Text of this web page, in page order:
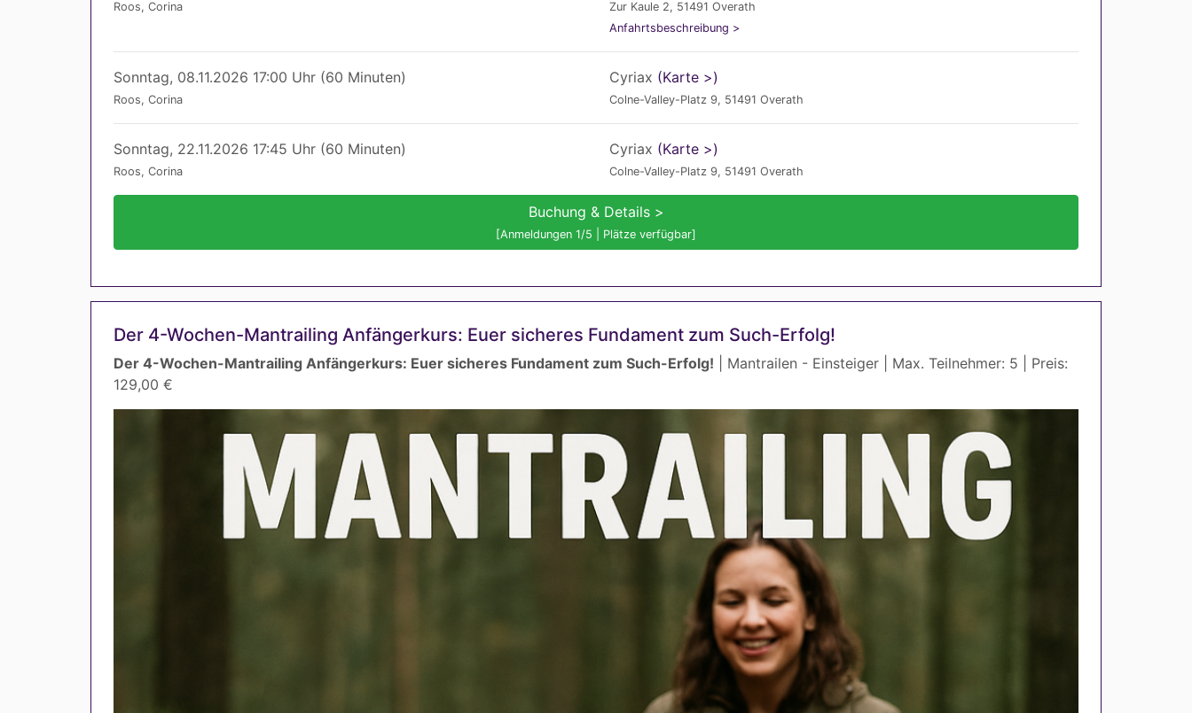
Roos, Corina
Zur Kaule 2, 51491 Overath
Anfahrtsbeschreibung >
Sonntag, 08.11.2026 17:00 Uhr (60 Minuten)
Roos, Corina
Cyriax (Karte >)
Colne-Valley-Platz 9, 51491 Overath
Sonntag, 22.11.2026 17:45 Uhr (60 Minuten)
Roos, Corina
Cyriax (Karte >)
Colne-Valley-Platz 9, 51491 Overath
Buchung & Details >
[Anmeldungen 1/5 | Plätze verfügbar]
Der 4-Wochen-Mantrailing Anfängerkurs: Euer sicheres Fundament zum Such-Erfolg!
Der 4-Wochen-Mantrailing Anfängerkurs: Euer sicheres Fundament zum Such-Erfolg! | Mantrailen - Einsteiger | Max. Teilnehmer: 5 | Preis:
129,00 €